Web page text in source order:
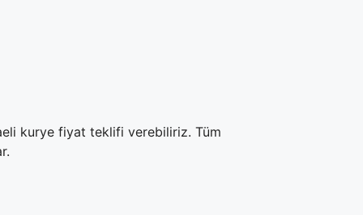
kurye fiyat teklifi verebiliriz. Tüm